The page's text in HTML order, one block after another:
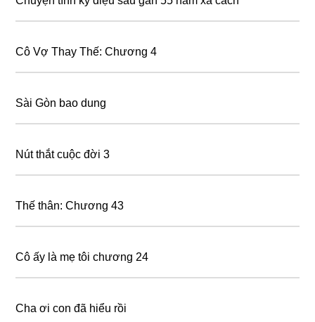
Cô Vợ Thay Thế: Chương 4
Sài Gòn bao dung
Nút thắt cuộc đời 3
Thế thân: Chương 43
Cô ấy là mẹ tôi chương 24
Cha ơi con đã hiểu rồi